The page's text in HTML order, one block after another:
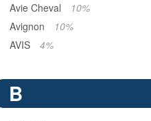
Avie Cheval
10%
Avignon
10%
AVIS
4%
B